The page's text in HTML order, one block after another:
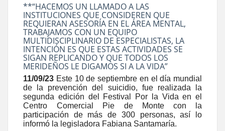
**“HACEMOS UN LLAMADO A LAS
INSTITUCIONES QUE CONSIDEREN QUE
REQUIERAN ASESORÍA EN EL ÁREA MENTAL,
TRABAJAMOS CON UN EQUIPO
MULTIDISCIPLINARIO DE ESPECIALISTAS, LA
INTENCIÓN ES QUE ESTAS ACTIVIDADES SE
SIGAN REPLICANDO Y QUE TODOS LOS
MERIDEÑOS LE DIGAMOS SI A LA VIDA”
11/09/23 Este 10 de septiembre en el día mundial
de la prevención del suicidio, fue realizada la
segunda edición del Festival Por la Vida en el
Centro Comercial Pie de Monte
con la
participación de más de 300 personas, así lo
informó la legisladora Fabiana Santamaría.